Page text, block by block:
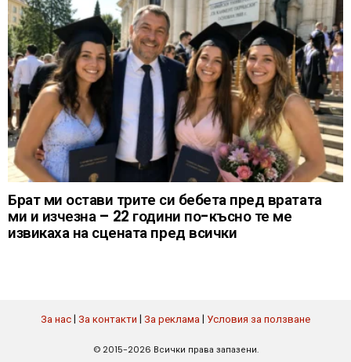
Брат ми остави трите си бебета пред вратата
ми и изчезна – 22 години по-късно те ме
извикаха на сцената пред всички
За нас| За контакти | За реклама| Условия за ползване
© 2015-2026 Всички права запазени.